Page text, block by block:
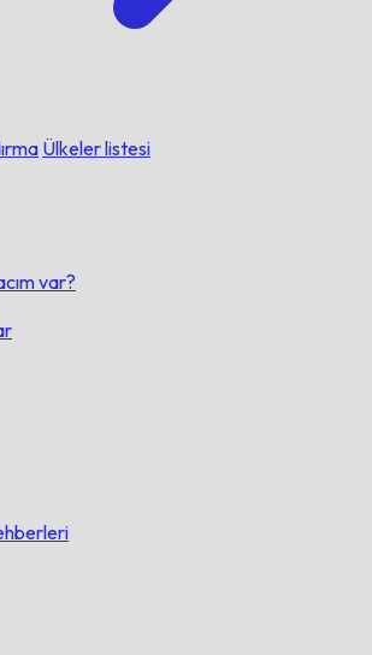
Ülkeler listesi
var?